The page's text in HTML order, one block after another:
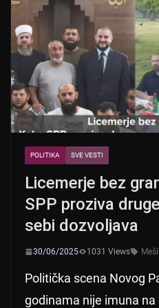
POLITIKA SVE VESTI
Licemerje bez
SPP proziva
sebi dozvoljava
30/06/2025 1031 Views
Politička scena Novog
godinama nije imuna na